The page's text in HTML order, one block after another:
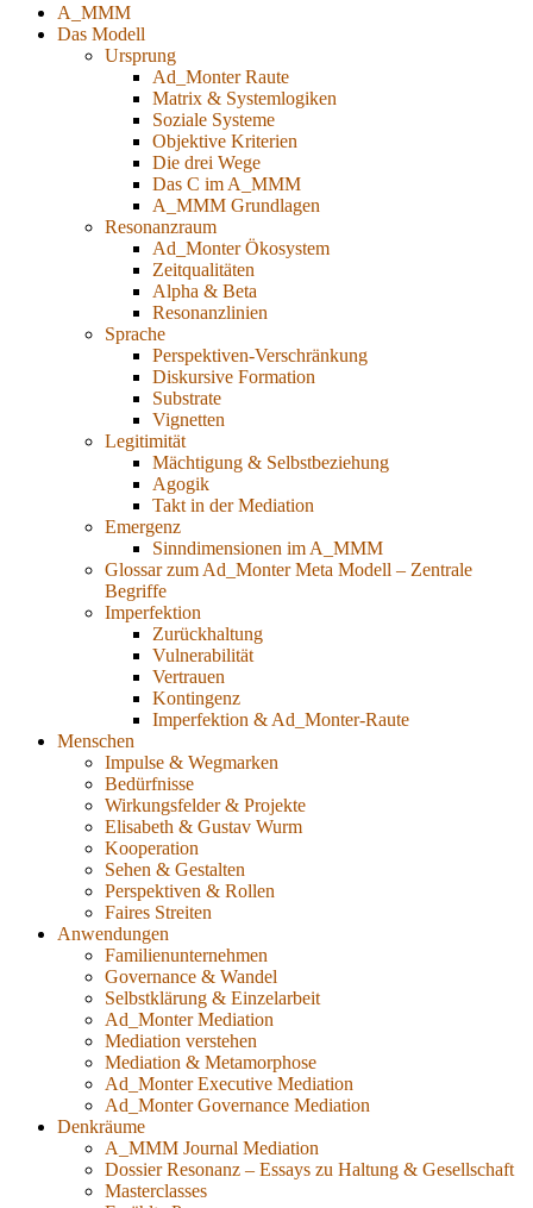
A_MMM
Das Modell
Ursprung
Ad_Monter Raute
Matrix & Systemlogiken
Soziale Systeme
Objektive Kriterien
Die drei Wege
Das C im A_MMM
A_MMM Grundlagen
Resonanzraum
Ad_Monter Ökosystem
Zeitqualitäten
Alpha & Beta
Resonanzlinien
Sprache
Perspektiven-Verschränkung
Diskursive Formation
Substrate
Vignetten
Legitimität
Mächtigung & Selbstbeziehung
Agogik
Takt in der Mediation
Emergenz
Sinndimensionen im A_MMM
Glossar zum Ad_Monter Meta Modell – Zentrale
Begriffe
Imperfektion
Zurückhaltung
Vulnerabilität
Vertrauen
Kontingenz
Imperfektion & Ad_Monter-Raute
Menschen
Impulse & Wegmarken
Bedürfnisse
Wirkungsfelder & Projekte
Elisabeth & Gustav Wurm
Kooperation
Sehen & Gestalten
Perspektiven & Rollen
Faires Streiten
Anwendungen
Familienunternehmen
Governance & Wandel
Selbstklärung & Einzelarbeit
Ad_Monter Mediation
Mediation verstehen
Mediation & Metamorphose
Ad_Monter Executive Mediation
Ad_Monter Governance Mediation
Denkräume
A_MMM Journal Mediation
Dossier Resonanz – Essays zu Haltung & Gesellschaft
Masterclasses